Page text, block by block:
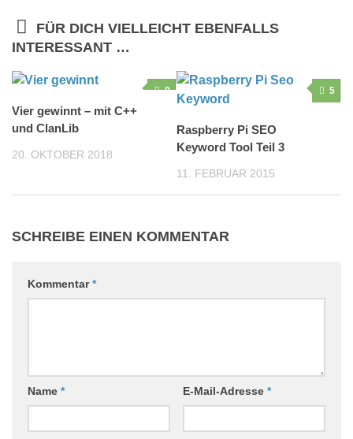
FÜR DICH VIELLEICHT EBENFALLS
INTERESSANT …
0
Vier gewinnt – mit C++
und ClanLib
20. OKTOBER 2018
5
Raspberry Pi SEO
Keyword Tool Teil 3
11. FEBRUAR 2015
SCHREIBE EINEN KOMMENTAR
Kommentar*
Name * E-Mail-Adresse *